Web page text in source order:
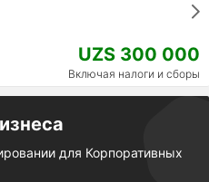
UZS 300 000
Включая налоги и сборы
для Корпоративных